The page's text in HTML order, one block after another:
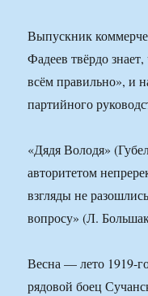
Выпускник
Фадеев твёрдо
всём правильно», и
партийного
«Дядя Володя»
авторитетом
взгляды не
вопросу» (Л.
Весна — лето 1919-
рядовой боец